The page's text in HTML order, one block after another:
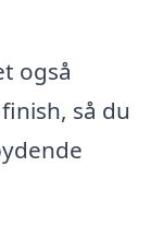
også
så du